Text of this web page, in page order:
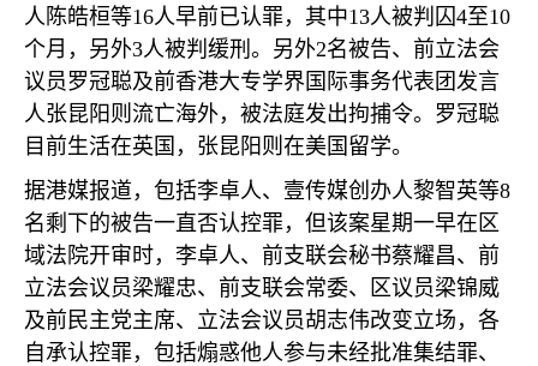
人陈皓桓等16人早前已认罪，其中13人被判囚4至10
个月，另外3人被判缓刑。另外2名被告、前立法会
议员罗冠聪及前香港大专学界国际事务代表团发言
人张昆阳则流亡海外，被法庭发出拘捕令。罗冠聪
目前生活在英国，张昆阳则在美国留学。
据港媒报道，包括李卓人、壹传媒创办人黎智英等8
名剩下的被告一直否认控罪，但该案星期一早在区
域法院开审时，李卓人、前支联会秘书蔡耀昌、前
立法会议员梁耀忠、前支联会常委、区议员梁锦威
及前民主党主席、立法会议员胡志伟改变立场，各
自承认控罪，包括煽惑他人参与未经批准集结罪、